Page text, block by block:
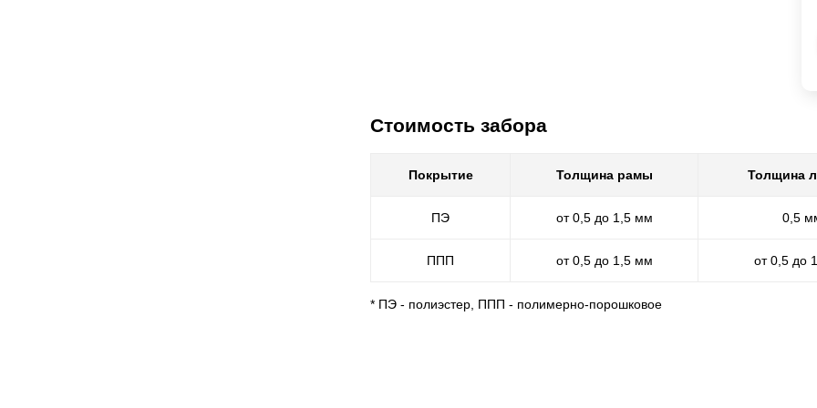
Стоимость забора
Покрытие Толщина рамы Толщина
ПЭ от 0,5 до 1,5 мм 0,5
ППП от 0,5 до 1,5 мм от 0,5 до
* ПЭ - полиэстер, ППП - полимерно-порошковое